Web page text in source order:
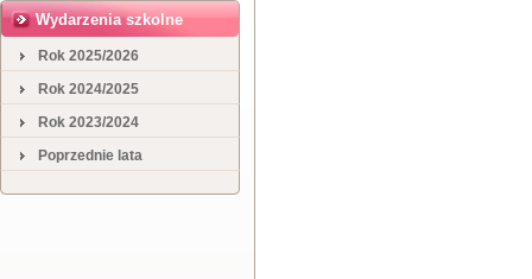
Wydarzenia szkolne
Rok 2025/2026
Rok 2024/2025
Rok 2023/2024
Poprzednie lata